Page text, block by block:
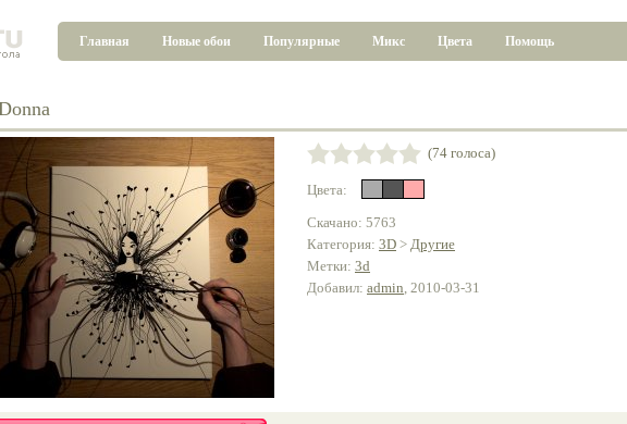
Главная Новые обои Популярные Микс Цвета Помощь
(74 голоса)
Цвета:
Скачано: 5763
Категория: 3D > Другие
Метки: 3d
Добавил: admin, 2010-03-31